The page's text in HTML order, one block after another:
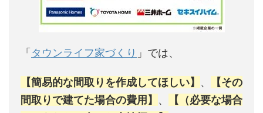
「タウンライフ家づくり 」では、
【簡易的な間取りを作成してほしい】 、
【その
間取りで建てた場合の費用】 、
【（必要な場合